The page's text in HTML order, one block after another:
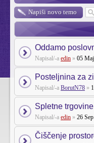
Napiši novo temo
Oddamo
Napisal/-a edin » 05
Posteljnina za
Napisal/-a BorutN78 »
Spletne trgovine
Napisal/-a edin » 26
Čiščenje